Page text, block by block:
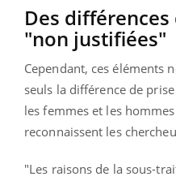
Des
"non justifiées"
Cependant, ces éléments
seuls la différence de
les femmes et les
reconnaissent les
"Les raisons de la sous-